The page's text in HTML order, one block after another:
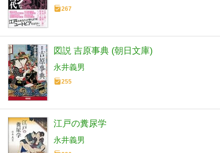
267
図説 吉原事典 (朝日文庫)
永井義男
255
江戸の糞尿学
永井義男